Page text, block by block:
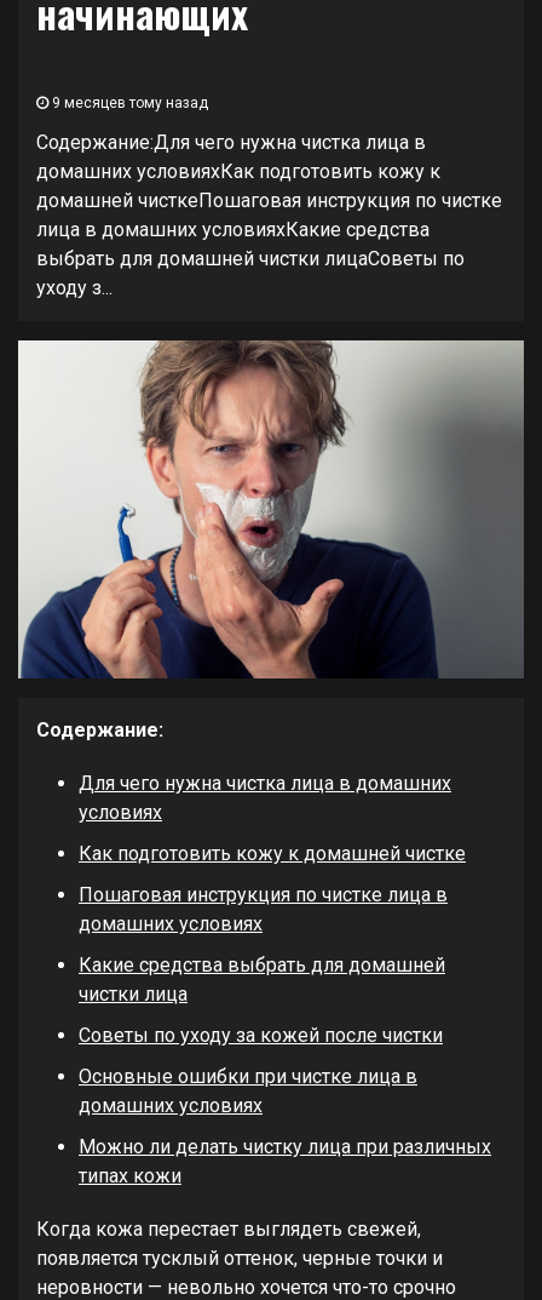
начинающих
9 месяцев тому назад
Содержание:Для чего нужна чистка лица в
домашних условияхКак подготовить кожу к
домашней чисткеПошаговая инструкция по чистке
лица в домашних условияхКакие средства
выбрать для домашней чистки лицаСоветы по
уходу з...
Содержание:
Для чего нужна чистка лица в домашних
условиях
Как подготовить кожу к домашней чистке
Пошаговая инструкция по чистке лица в
домашних условиях
Какие средства выбрать для домашней
чистки лица
Советы по уходу за кожей после чистки
Основные ошибки при чистке лица в
домашних условиях
Можно ли делать чистку лица при различных
типах кожи
Когда кожа перестает выглядеть свежей,
появляется тусклый оттенок, черные точки и
неровности — невольно хочется что-то срочно